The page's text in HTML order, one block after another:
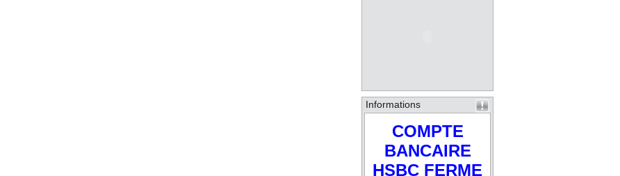
Informations
COMPTE
BANCAIRE
HSBC FERME